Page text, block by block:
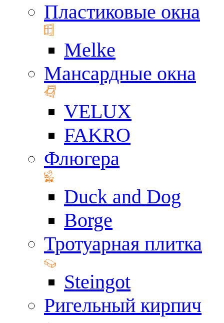
Пластиковые окна
Melke
Мансардные окна
VELUX
FAKRO
Флюгера
Duck and Dog
Borge
Тротуарная плитка
Steingot
Ригельный кирпич